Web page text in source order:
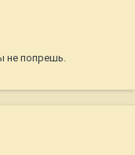
не попрешь.